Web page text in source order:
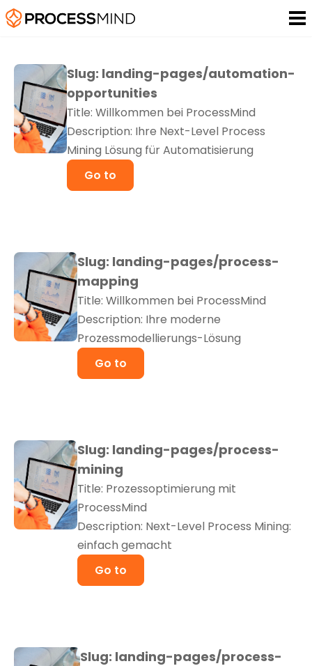
Slug: landing-pages/automation-
opportunities
Title: Willkommen bei ProcessMind
Description: Ihre Next-Level Process
Mining Lösung für Automatisierung
Go to
Slug: landing-pages/process-
mapping
Title: Willkommen bei ProcessMind
Description: Ihre moderne
Prozessmodellierungs-Lösung
Go to
Slug: landing-pages/process-
mining
Title: Prozessoptimierung mit
ProcessMind
Description: Next-Level Process Mining:
einfach gemacht
Go to
Slug: landing-pages/process-